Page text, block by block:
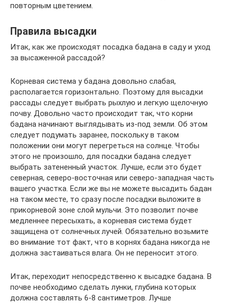
повторным цветением.
Правила высадки
Итак, как же происходят посадка бадана в саду и уход
за высаженной рассадой?
Корневая система у бадана довольно слабая,
располагается горизонтально. Поэтому для высадки
рассады следует выбрать рыхлую и легкую щелочную
почву. Довольно часто происходит так, что корни
бадана начинают выглядывать из-под земли. Об этом
следует подумать заранее, поскольку в таком
положении они могут перегреться на солнце. Чтобы
этого не произошло, для посадки бадана следует
выбрать затененный участок. Лучше, если это будет
северная, северо-восточная или северо-западная часть
вашего участка. Если же вы не можете высадить бадан
на таком месте, то сразу после посадки выложите в
прикорневой зоне слой мульчи. Это позволит почве
медленнее пересыхать, а корневая система будет
защищена от солнечных лучей. Обязательно возьмите
во внимание тот факт, что в корнях бадана никогда не
должна застаиваться влага. Он не переносит этого.
Итак, переходит непосредственно к высадке бадана. В
почве необходимо сделать лунки, глубина которых
должна составлять 6-8 сантиметров. Лучше